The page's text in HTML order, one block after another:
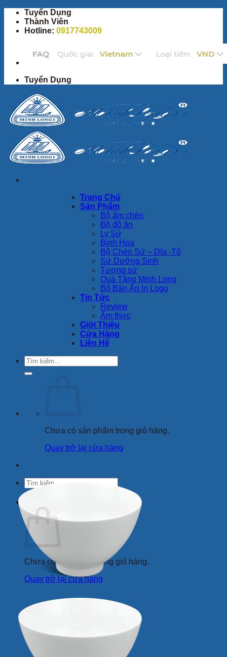
qua
Tuyển Dụng
Thành Viên
Hotline: 0917743009
Tuyển Dụng
Trang Chủ
Sản Phẩm
Bộ ấm chén
Bộ đồ ăn
Ly Sứ
Bình Hoa
Bộ Chén Sứ – Dĩa -Tô
Sứ Dưỡng Sinh
Tượng sứ
Quà Tặng Minh Long
Bộ Bàn Ăn In Logo
Tin Tức
Review
Ẩm thực
Giới Thiệu
Cửa Hàng
Liên Hệ
Tìm
kiếm:
Chưa có sản phẩm trong giỏ hàng.
Quay trở lại cửa hàng
Tìm
kiếm:
Chưa có sản phẩm trong giỏ hàng.
Quay trở lại cửa hàng